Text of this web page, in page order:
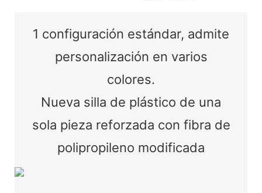
1 configuración estándar, admite
personalización en varios
colores.
Nueva silla de plástico de una
sola pieza reforzada con fibra de
polipropileno modificada